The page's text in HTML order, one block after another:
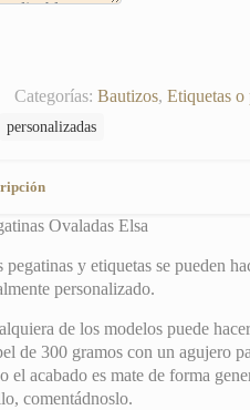
Categorías: Bautizos, Etiquetas o
personalizadas
Ovaladas Elsa
pegatinas y etiquetas se pueden
personalizado.
de los modelos puede
de 300 gramos con un agujero
el acabado es mate de forma
comentádnoslo.